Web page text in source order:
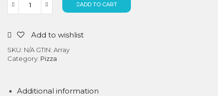
ADD TO CART
Add to wishlist
SKU: N/A GTIN: Array
Category: Pizza
Additional information